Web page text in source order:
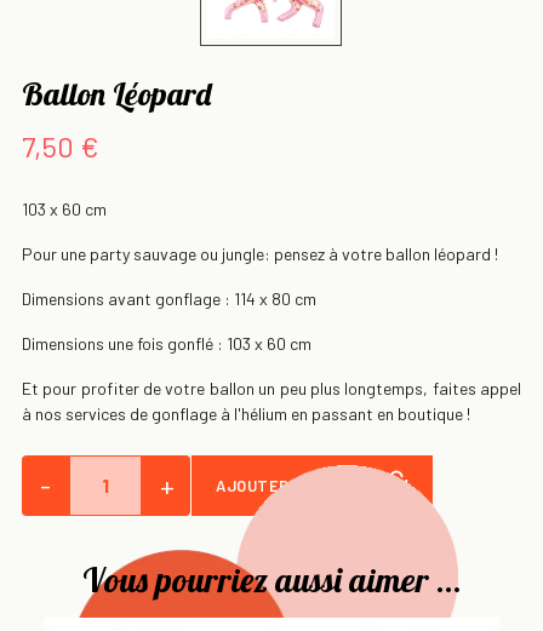
Ballon Léopard
7,50 €
103 x 60 cm
Pour une party sauvage ou jungle: pensez à votre ballon léopard !
Dimensions avant gonflage : 114 x 80 cm
Dimensions une fois gonflé : 103 x 60 cm
Et pour profiter de votre ballon un peu plus longtemps, faites appel
à nos services de gonflage à l'hélium en passant en boutique !
- + AJOUTER AU PANIER
Vous pourriez aussi aimer ...